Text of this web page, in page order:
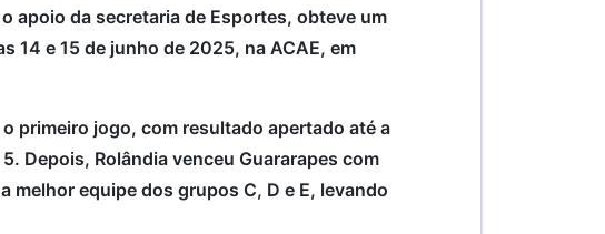
apoio da secretaria de Esportes, obteve um
14 e 15 de junho de 2025, na ACAE, em
primeiro jogo, com resultado apertado até a
Depois, Rolândia venceu Guararapes com
melhor equipe dos grupos C, D e E, levando